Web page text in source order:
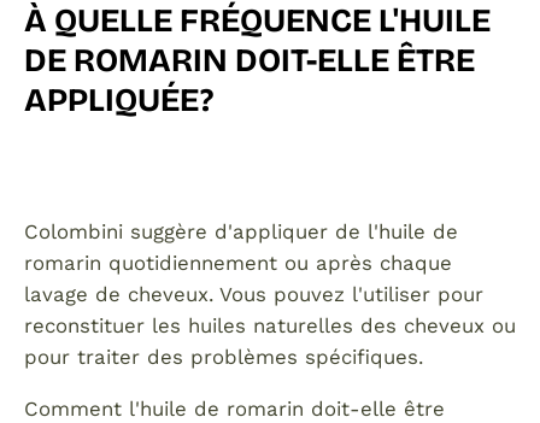
À QUELLE FRÉQUENCE L'HUILE
DE ROMARIN DOIT-ELLE ÊTRE
APPLIQUÉE?
Colombini suggère d'appliquer de l'huile de
romarin quotidiennement ou après chaque
lavage de cheveux. Vous pouvez l'utiliser pour
reconstituer les huiles naturelles des cheveux ou
pour traiter des problèmes spécifiques.
Comment l'huile de romarin doit-elle être